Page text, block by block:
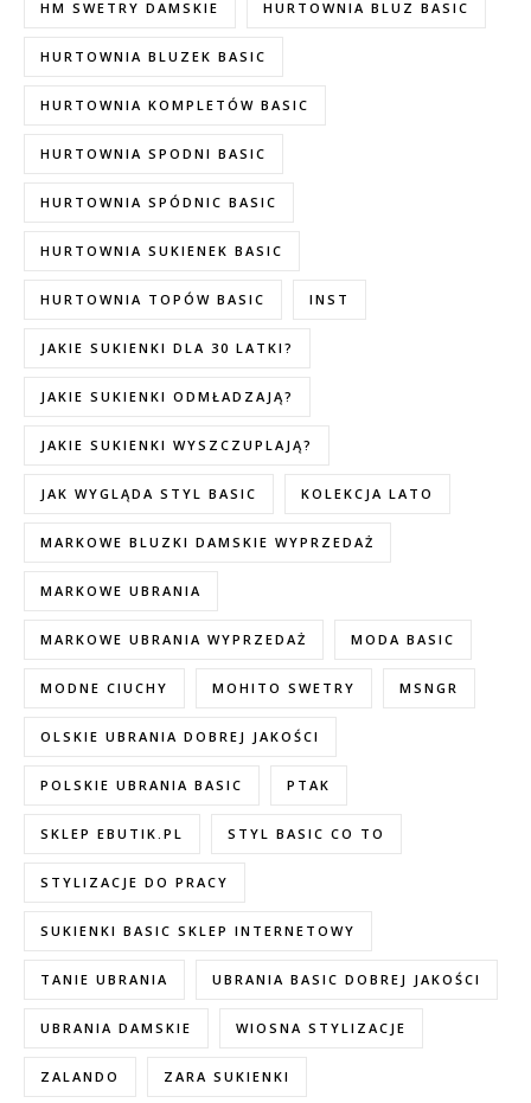
HM SWETRY DAMSKIE HURTOWNIA BLUZ BASIC
HURTOWNIA BLUZEK BASIC
HURTOWNIA KOMPLETÓW BASIC
HURTOWNIA SPODNI BASIC
HURTOWNIA SPÓDNIC BASIC
HURTOWNIA SUKIENEK BASIC
HURTOWNIA TOPÓW BASIC INST
JAKIE SUKIENKI DLA 30 LATKI?
JAKIE SUKIENKI ODMŁADZAJĄ?
JAKIE SUKIENKI WYSZCZUPLAJĄ?
JAK WYGLĄDA STYL BASIC KOLEKCJA LATO
MARKOWE BLUZKI DAMSKIE WYPRZEDAŻ
MARKOWE UBRANIA
MARKOWE UBRANIA WYPRZEDAŻ MODA BASIC
MODNE CIUCHY MOHITO SWETRY MSNGR
OLSKIE UBRANIA DOBREJ JAKOŚCI
POLSKIE UBRANIA BASIC PTAK
SKLEP EBUTIK.PL STYL BASIC CO TO
STYLIZACJE DO PRACY
SUKIENKI BASIC SKLEP INTERNETOWY
TANIE UBRANIA UBRANIA BASIC DOBREJ JAKOŚCI
UBRANIA DAMSKIE WIOSNA STYLIZACJE
ZALANDO ZARA SUKIENKI